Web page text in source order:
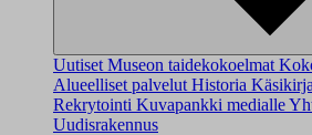
Uutiset Museon taidekokoelmat
Alueelliset palvelut Historia
Rekrytointi Kuvapankki medialle
Uudisrakennus